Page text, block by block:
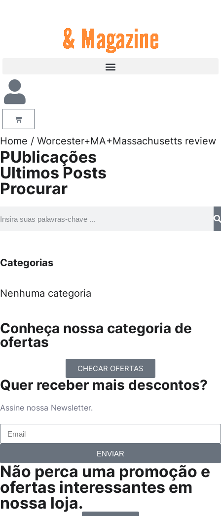
Home / Worcester+MA+Massachusetts review
PUblicações
Ultimos Posts
Procurar
Categorias
Nenhuma categoria
Conheça nossa categoria de
ofertas
CHECAR OFERTAS
Quer receber mais descontos?
Assine nossa Newsletter.
ENVIAR
Não perca uma promoção e
ofertas interessantes em
nossa loja.